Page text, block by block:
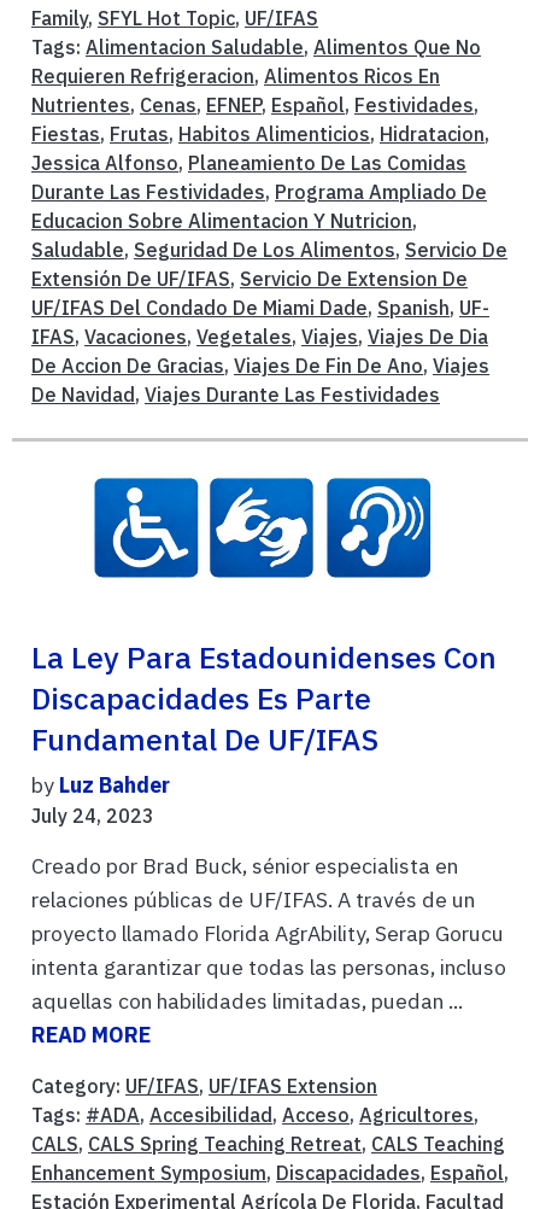
Family, SFYL Hot Topic, UF/IFAS
Tags: Alimentacion Saludable, Alimentos Que No
Requieren Refrigeracion, Alimentos Ricos En
Nutrientes, Cenas, EFNEP, Español, Festividades,
Fiestas, Frutas, Habitos Alimenticios, Hidratacion,
Jessica Alfonso, Planeamiento De Las Comidas
Durante Las Festividades, Programa Ampliado De
Educacion Sobre Alimentacion Y Nutricion,
Saludable, Seguridad De Los Alimentos, Servicio De
Extensión De UF/IFAS, Servicio De Extension De
UF/IFAS Del Condado De Miami Dade, Spanish, UF-
IFAS, Vacaciones, Vegetales, Viajes, Viajes De Dia
De Accion De Gracias, Viajes De Fin De Ano, Viajes
De Navidad, Viajes Durante Las Festividades
La Ley Para Estadounidenses Con
Discapacidades Es Parte
Fundamental De UF/IFAS
by Luz Bahder
July 24, 2023
Creado por Brad Buck, sénior especialista en
relaciones públicas de UF/IFAS. A través de un
proyecto llamado Florida AgrAbility, Serap Gorucu
intenta garantizar que todas las personas, incluso
aquellas con habilidades limitadas, puedan ...
READ MORE
Category: UF/IFAS, UF/IFAS Extension
Tags: #ADA, Accesibilidad, Acceso, Agricultores,
CALS, CALS Spring Teaching Retreat, CALS Teaching
Enhancement Symposium, Discapacidades, Español,
Estación Experimental Agrícola De Florida, Facultad